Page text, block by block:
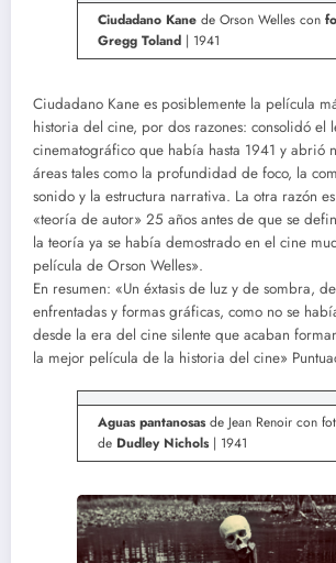
Ciudadano Kane de Orson Welles con
Gregg Toland | 1941
Ciudadano Kane es posiblemente la película
historia del cine, por dos razones: consolidó el
cinematográfico que había hasta 1941 y abrió
áreas tales como la profundidad de foco, la
sonido y la estructura narrativa. La otra razón
«teoría de autor» 25 años antes de que se
la teoría ya se había demostrado en el cine
película de Orson Welles».
En resumen: «Un éxtasis de luz y de sombra,
enfrentadas y formas gráficas, como no se
desde la era del cine silente que acaban
la mejor película de la historia del cine»
Aguas pantanosasde Jean Renoir con
de Dudley Nichols | 1941